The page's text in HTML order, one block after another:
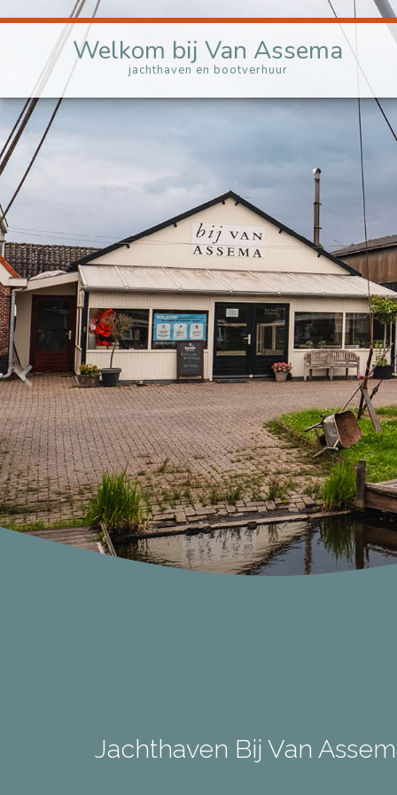
Welkom bij Van Assema
jachthaven en bootverhuur
Jachthaven Bij Van
Zomer Bij Van Assema
Winter Bij Van Assema